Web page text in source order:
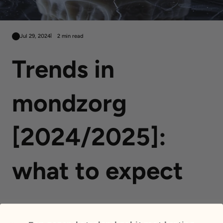
Jul 29, 2024 2 min read
Trends in
mondzorg
[2024/2025]:
what to expect